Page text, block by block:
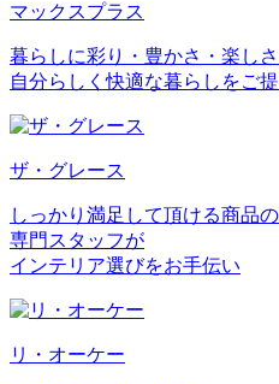
マックスプラス
暮らしに彩り・豊かさ・楽し
自分らしく快適な暮らしをご提
ザ・グレース
しっかり満足して頂ける商品
専門スタッフが
インテリア選びをお手伝い
リ・オーケー